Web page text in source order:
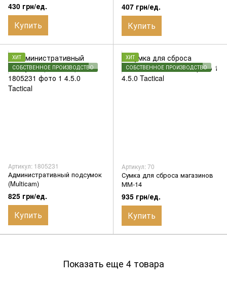
430 грн/ед.
Купить
407 грн/ед.
Купить
ХИТ
СОБСТВЕННОЕ ПРОИЗВОДСТВО
Артикул: 1805231
Административный подсумок
(Multicam)
825 грн/ед.
Купить
ХИТ
СОБСТВЕННОЕ ПРОИЗВОДСТВО
Артикул: 70
Сумка для сброса магазинов
ММ-14
935 грн/ед.
Купить
Показать еще 4 товара